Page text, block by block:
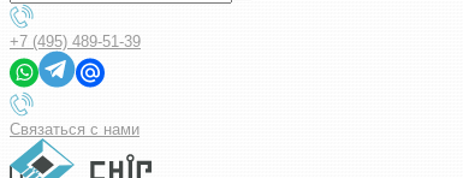
+7 (495) 489-51-39
Связаться с нами